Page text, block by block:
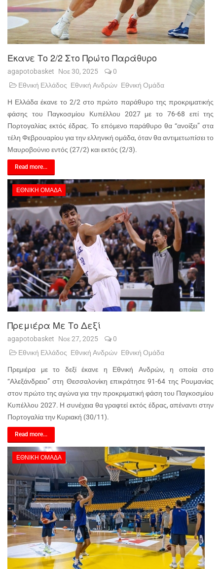
Έκανε Το 2/2 Στο Πρώτο Παράθυρο
agapotobasket Νοε 30, 2025
0
Εθνική Ελλάδος Εθνική Ανδρών Εθνική Ομάδα
Η Ελλάδα έκανε το 2/2 στο πρώτο παράθυρο της προκριματικής
φάσης του Παγκοσμίου Κυπέλλου 2027 με το 76-68 επί της
Πορτογαλίας εκτός έδρας. Το επόμενο παράθυρο θα “ανοίξει” στα
τέλη Φεβρουαρίου για την ελληνική ομάδα, όταν θα αντιμετωπίσει το
Μαυροβούνιο εντός (27/2) και εκτός (2/3).
Read more...
ΕΘΝΙΚΉ ΟΜΆΔΑ
Πρεμιέρα Με Το Δεξί
agapotobasket Νοε 27, 2025
0
Εθνική Ελλάδος Εθνική Ανδρών Εθνική Ομάδα
Πρεμιέρα με το δεξί έκανε η Εθνική Ανδρών, η οποία στο
“Αλεξάνδρειο” στη Θεσσαλονίκη επικράτησε 91-64 της Ρουμανίας
στον πρώτο της αγώνα για την προκριματική φάση του Παγκοσμίου
Κυπέλλου 2027. Η συνέχεια θα γραφτεί εκτός έδρας, απέναντι στην
Πορτογαλία την Κυριακή (30/11).
Read more...
ΕΘΝΙΚΉ ΟΜΆΔΑ